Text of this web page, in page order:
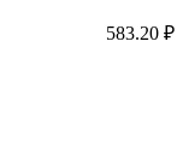
583.20 ₽